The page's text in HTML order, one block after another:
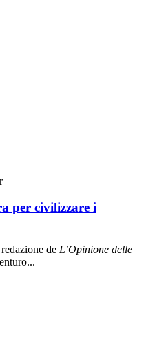
per civilizzare i
de L’Opinione delle